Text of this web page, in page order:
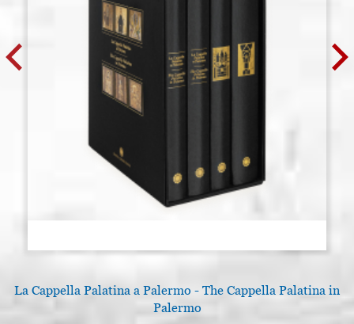
La Cappella Palatina a Palermo - The Cappella Palatina in
Palermo